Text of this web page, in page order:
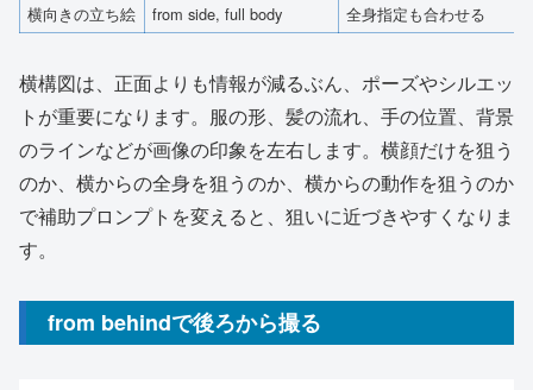
横向きの立ち絵
from side, full body 全身指定も合わせる
横構図は、正面よりも情報が減るぶん、ポーズやシルエッ
トが重要になります。服の形、髪の流れ、手の位置、背景
のラインなどが画像の印象を左右します。横顔だけを狙う
のか、横からの全身を狙うのか、横からの動作を狙うのか
で補助プロンプトを変えると、狙いに近づきやすくなりま
す。
from behindで後ろから撮る